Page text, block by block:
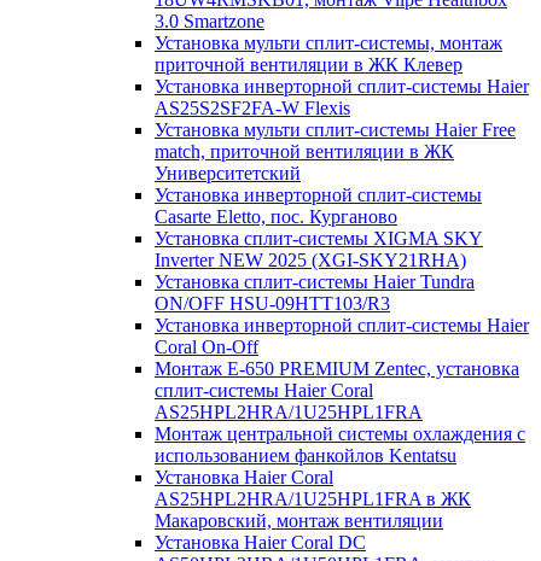
3.0 Smartzone
Установка мульти сплит-системы, монтаж
приточной вентиляции в ЖК Клевер
Установка инверторной сплит-системы Haier
AS25S2SF2FA-W Flexis
Установка мульти сплит-системы Haier Free
match, приточной вентиляции в ЖК
Университетский
Установка инверторной сплит-системы
Casarte Eletto, пос. Курганово
Установка сплит-системы XIGMA SKY
Inverter NEW 2025 (XGI-SKY21RHA)
Установка сплит-системы Haier Tundra
ON/OFF HSU-09HTT103/R3
Установка инверторной сплит-системы Haier
Coral On-Off
Монтаж E-650 PREMIUM Zentec, установка
сплит-системы Haier Coral
AS25HPL2HRA/1U25HPL1FRA
Монтаж центральной системы охлаждения с
использованием фанкойлов Kentatsu
Установка Haier Coral
AS25HPL2HRA/1U25HPL1FRA в ЖК
Макаровский, монтаж вентиляции
Установка Haier Coral DC